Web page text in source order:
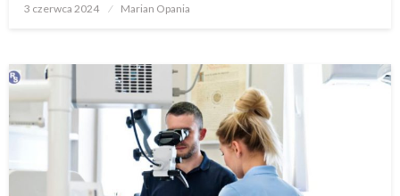
Opublikowane
3 czerwca 2024 Marian Opania